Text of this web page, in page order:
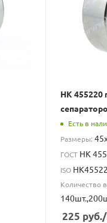
НК 455220
Есть в
Размеры:
ГОСТ НК
ISO
Количество
225 руб.